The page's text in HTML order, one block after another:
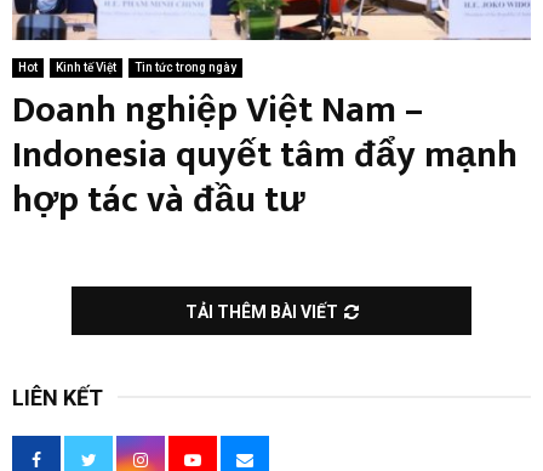
Hot Kinh tế Việt Tin tức trong ngày
Doanh nghiệp Việt Nam –
Indonesia quyết tâm đẩy mạnh
hợp tác và đầu tư
TẢI THÊM BÀI VIẾT
LIÊN KẾT